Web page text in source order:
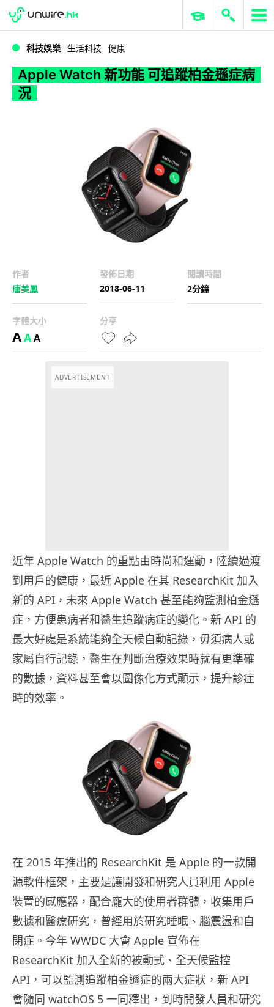
Apple Watch 新功能 可追蹤柏金遜症病況
WWDC 2026 ERP 與商業 AI
科技娛樂 生活科技 健康
Apple Watch 新功能 可追蹤柏金遜症病
況
作者
唐美鳳
發佈日期
2018-06-11
閱讀時間
2分鐘
字體大小
AAA
分享
ADVERTISEMENT
近年 Apple Watch 的重點由時尚和運動，陸續過渡
到用戶的健康，最近 Apple 在其 ResearchKit 加入
新的 API，未來 Apple Watch 甚至能夠監測柏金遜
症，方便患病者和醫生追蹤病症的變化。新 API 的
最大好處是系統能夠全天候自動記錄，毋須病人或
家屬自行記錄，醫生在判斷治療效果時就有更準確
的數據，資料甚至會以圖像化方式顯示，提升診症
時的效率。
在 2015 年推出的 ResearchKit 是 Apple 的一款開
源軟件框架，主要是讓開發和研究人員利用 Apple
裝置的感應器，配合龐大的使用者群體，收集用戶
數據和醫療研究，曾經用於研究睡眠、腦震盪和自
閉症。今年 WWDC 大會 Apple 宣佈在
ResearchKit 加入全新的被動式、全天候監控
API，可以監測追蹤柏金遜症的兩大症狀，新 API
會隨同 watchOS 5 一同釋出，到時開發人員和研究